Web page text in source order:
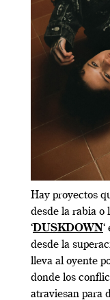
Hay proyectos
desde la rabia o
‘DUSKDOWN
desde la
lleva al oyente
donde los
atraviesan para